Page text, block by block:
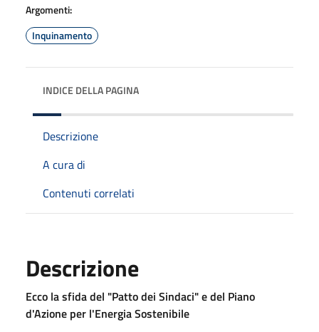
Argomenti:
Inquinamento
INDICE DELLA PAGINA
Descrizione
A cura di
Contenuti correlati
Descrizione
Ecco la sfida del "Patto dei Sindaci" e del Piano
d'Azione per l'Energia Sostenibile